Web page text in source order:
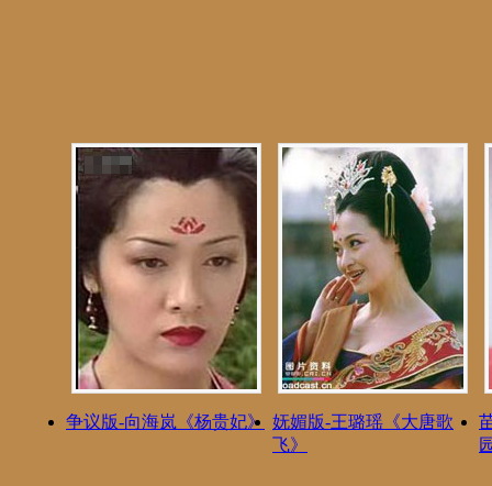
争议版-向海岚《杨贵妃》
妩媚版-王璐瑶《大唐歌
飞》